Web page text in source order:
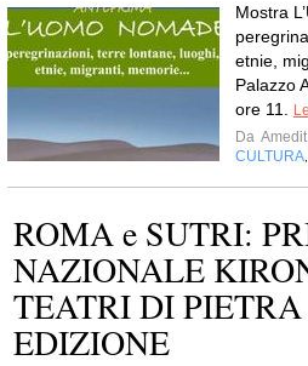
Mostra
etnie,
Palazzo
ore 11.
Da
CULTURA
ROMA e SUTRI:
NAZIONALE
TEATRI DI
EDIZIONE